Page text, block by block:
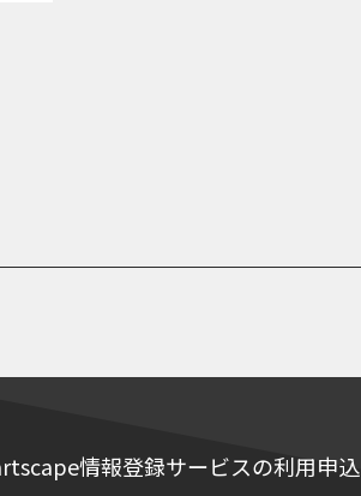
情報登録サービスの利用申込